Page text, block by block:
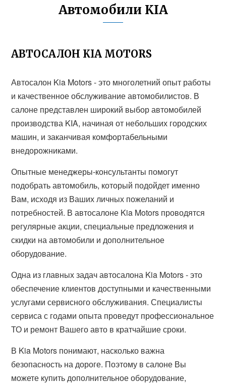
Автомобили KIA
АВТОСАЛОН KIA MOTORS
Автосалон Kia Motors - это многолетний опыт работы
и качественное обслуживание автомобилистов. В
салоне представлен широкий выбор автомобилей
производства KIA, начиная от небольших городских
машин, и заканчивая комфортабельными
внедорожниками.
Опытные менеджеры-консультанты помогут
подобрать автомобиль, который подойдет именно
Вам, исходя из Ваших личных пожеланий и
потребностей. В автосалоне Kia Motors проводятся
регулярные акции, специальные предложения и
скидки на автомобили и дополнительное
оборудование.
Одна из главных задач автосалона Kia Motors - это
обеспечение клиентов доступными и качественными
услугами сервисного обслуживания. Специалисты
сервиса с годами опыта проведут профессиональное
ТО и ремонт Вашего авто в кратчайшие сроки.
В Kia Motors понимают, насколько важна
безопасность на дороге. Поэтому в салоне Вы
можете купить дополнительное оборудование,